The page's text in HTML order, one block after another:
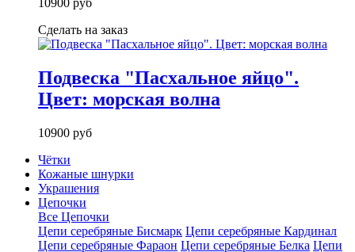
10900 руб
Сделать на заказ
Подвеска "Пасхальное яйцо".
Цвет: морская волна
10900 руб
Чётки
Кожаные шнурки
Украшения
Цепочки
Все Цепочки
Цепи серебряные Бисмарк Цепи серебряные Кардинал
Цепи серебряные Фараон Цепи серебряные Белка Цепи